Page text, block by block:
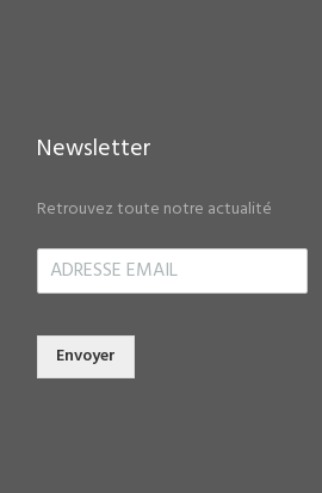
Newsletter
Retrouvez toute notre actualité
Envoyer